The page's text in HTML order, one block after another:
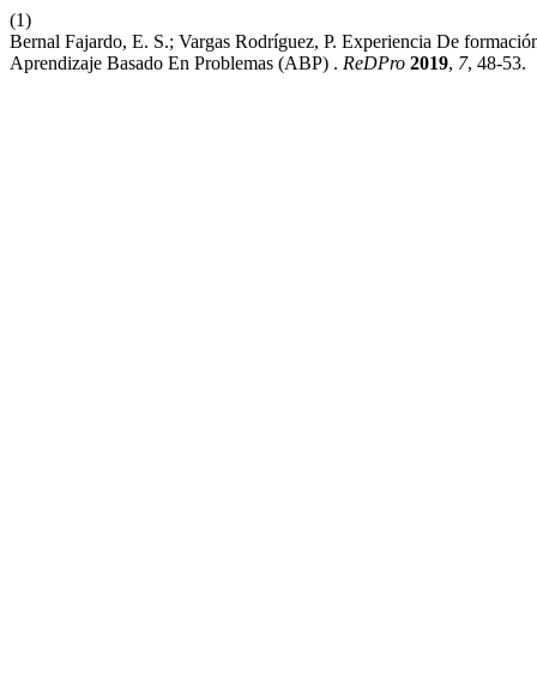
(1)
Bernal Fajardo, E. S.; Vargas Rodríguez, P. Experiencia De
Aprendizaje Basado En Problemas (ABP) . ReDPro 2019, 7, 48-53.